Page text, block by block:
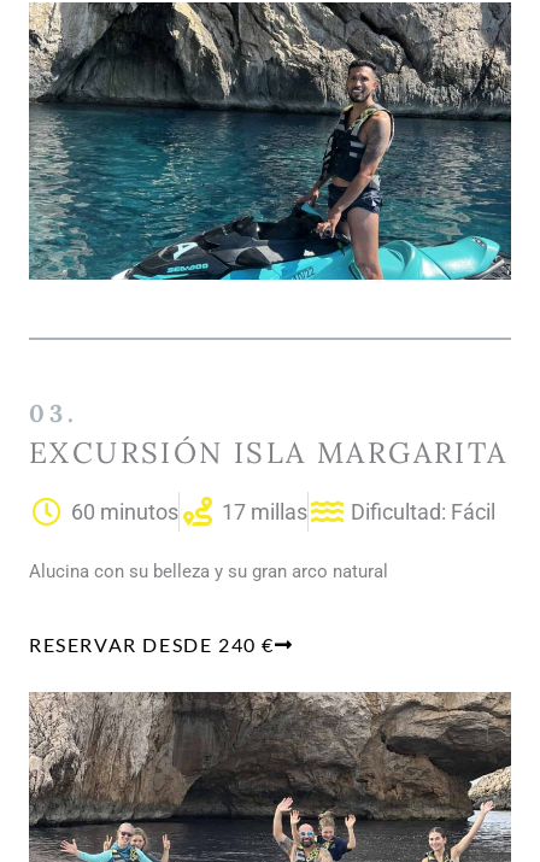
03.
EXCURSIÓN ISLA MARGARITA
60 minutos 17 millas Dificultad: Fácil
Alucina con su belleza y su gran arco natural
RESERVAR DESDE 240 €